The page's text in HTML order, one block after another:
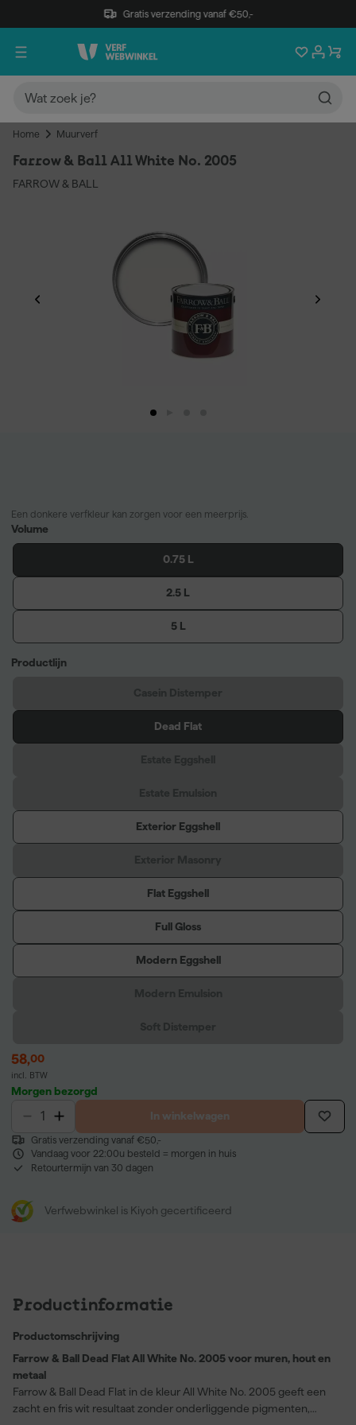
Gratis verzending vanaf €50,-
Home Muurverf
Farrow & Ball All White No. 2005
FARROW & BALL
Een donkere verfkleur kan zorgen voor een meerprijs.
Volume
0.75 L
2.5 L
5 L
Productlijn
Dead Flat
Exterior Eggshell
Flat Eggshell
Full Gloss
Modern Eggshell
58,00
incl. BTW
Morgen bezorgd
In winkelwagen
Gratis verzending vanaf €50,-
Vandaag voor 22:00u besteld = morgen in huis
Retourtermijn van 30 dagen
Verfwebwinkel is Kiyoh gecertificeerd
Productinformatie
Productomschrijving
Farrow & Ball Dead Flat All White No. 2005 voor muren, hout en
metaal
Farrow & Ball Dead Flat in de kleur All White No. 2005 geeft een
zacht en fris wit resultaat zonder onderliggende pigmenten,